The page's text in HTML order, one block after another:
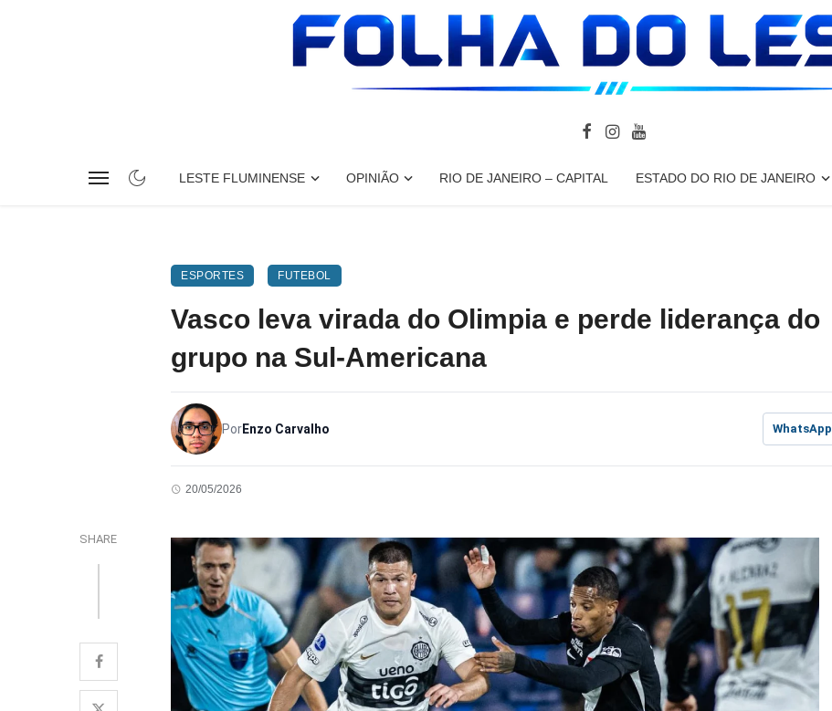
LESTE FLUMINENSE OPINIÃO RIO DE JANEIRO – CAPITAL ESTADO DO RIO DE JANEIRO
ESPORTES FUTEBOL
Vasco leva virada do Olimpia e perde liderança do
grupo na Sul-Americana
PorEnzo Carvalho WhatsApp
20/05/2026
SHARE